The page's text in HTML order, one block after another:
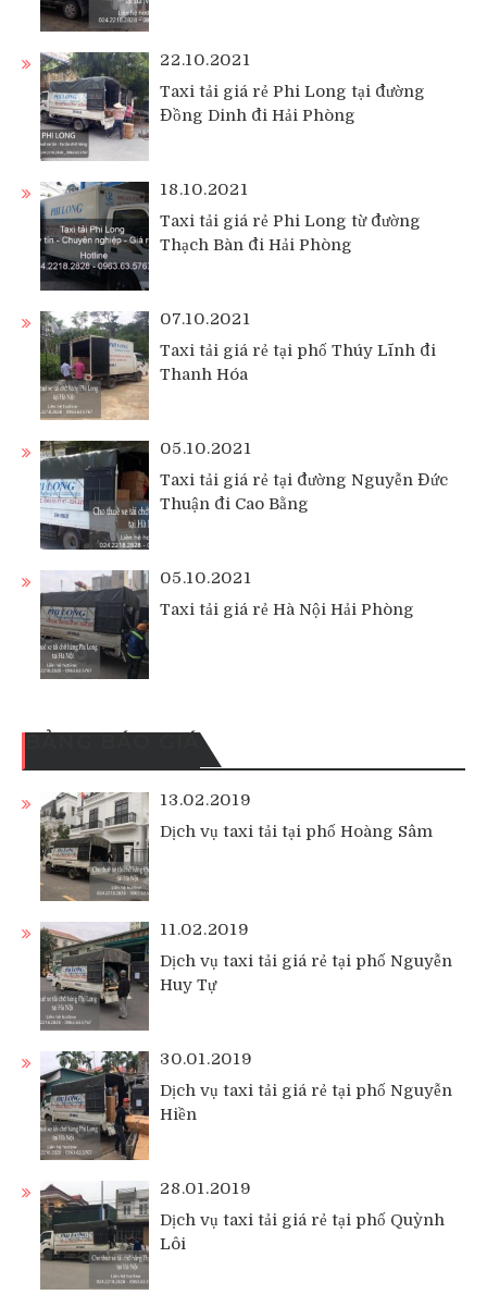
22.10.2021
Taxi tải giá rẻ Phi Long tại đường
Đồng Dinh đi Hải Phòng
18.10.2021
Taxi tải giá rẻ Phi Long từ đường
Thạch Bàn đi Hải Phòng
07.10.2021
Taxi tải giá rẻ tại phố Thúy Lĩnh đi
Thanh Hóa
05.10.2021
Taxi tải giá rẻ tại đường Nguyễn Đức
Thuận đi Cao Bằng
05.10.2021
Taxi tải giá rẻ Hà Nội Hải Phòng
BẢNG BÁO GIÁ
13.02.2019
Dịch vụ taxi tải tại phố Hoàng Sâm
11.02.2019
Dịch vụ taxi tải giá rẻ tại phố Nguyễn
Huy Tự
30.01.2019
Dịch vụ taxi tải giá rẻ tại phố Nguyễn
Hiền
28.01.2019
Dịch vụ taxi tải giá rẻ tại phố Quỳnh
Lôi